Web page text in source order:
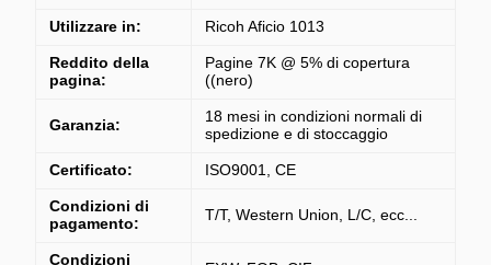
Utilizzare in: Ricoh Aficio 1013
Reddito della
pagina:
Pagine 7K @ 5% di copertura
((nero)
Garanzia:
18 mesi in condizioni normali di
spedizione e di stoccaggio
Certificato: ISO9001, CE
Condizioni di
pagamento:
T/T, Western Union, L/C, ecc...
Condizioni